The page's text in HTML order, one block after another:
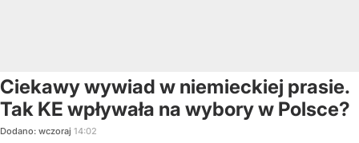
Ciekawy wywiad w niemieckiej prasie.
Tak KE wpływała na wybory w Polsce?
Dodano: wczoraj 14:02